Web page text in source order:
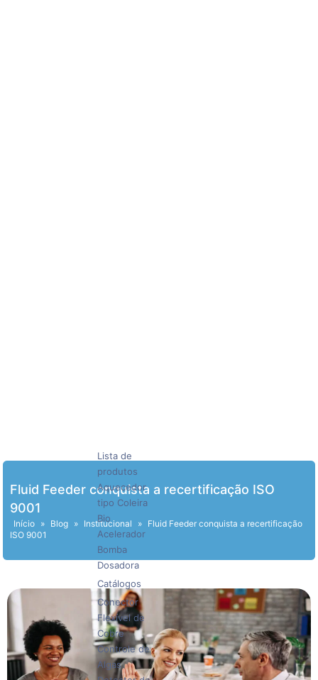
Lista de
produtos
Aquecedor
tipo Coleira
Bio
Acelerador
Bomba
Dosadora
Catálogos
Conector
Flexível de
Cobre
Controle de
Algas
Fluid Feeder conquista a recertificação ISO
9001
Início » Blog » Institucional » Fluid Feeder conquista a recertificação
ISO 9001